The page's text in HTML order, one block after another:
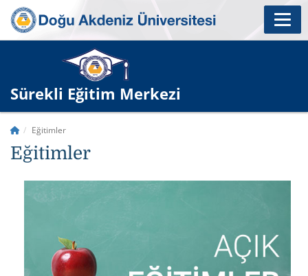
Sürekli Eğitim Merkezi
Eğitimler
Eğitimler